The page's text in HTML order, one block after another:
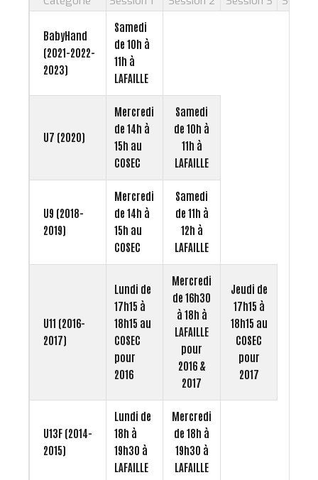
BabyHand
(2021-2022-
2023)
Samedi
de 10h à
11h à
LAFAILLE
U7 (2020)
Mercredi
de 14h à
15h au
COSEC
Samedi
de 10h à
11h à
LAFAILLE
U9 (2018-
2019)
Mercredi
de 14h à
15h au
COSEC
Samedi
de 11h à
12h à
LAFAILLE
U11 (2016-
2017)
Lundi de
17h15 à
18h15 au
COSEC
pour
2016
Mercredi
de 16h30
à 18h à
LAFAILLE
pour
2016 &
2017
Jeudi de
17h15 à
18h15 au
COSEC
pour
2017
U13F (2014-
2015)
Lundi de
18h à
19h30 à
LAFAILLE
Mercredi
de 18h à
19h30 à
LAFAILLE